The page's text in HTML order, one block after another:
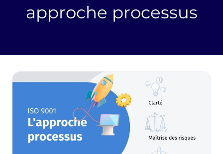
approche processus